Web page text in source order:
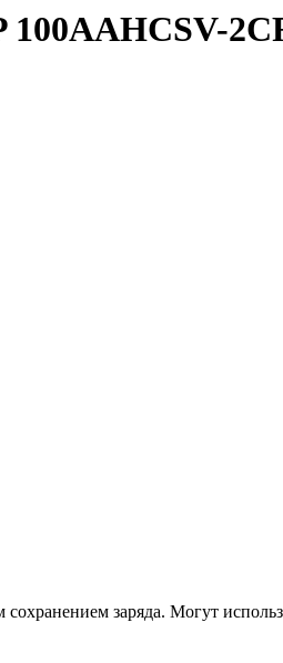
100AAHCSV-
заряда. Могут